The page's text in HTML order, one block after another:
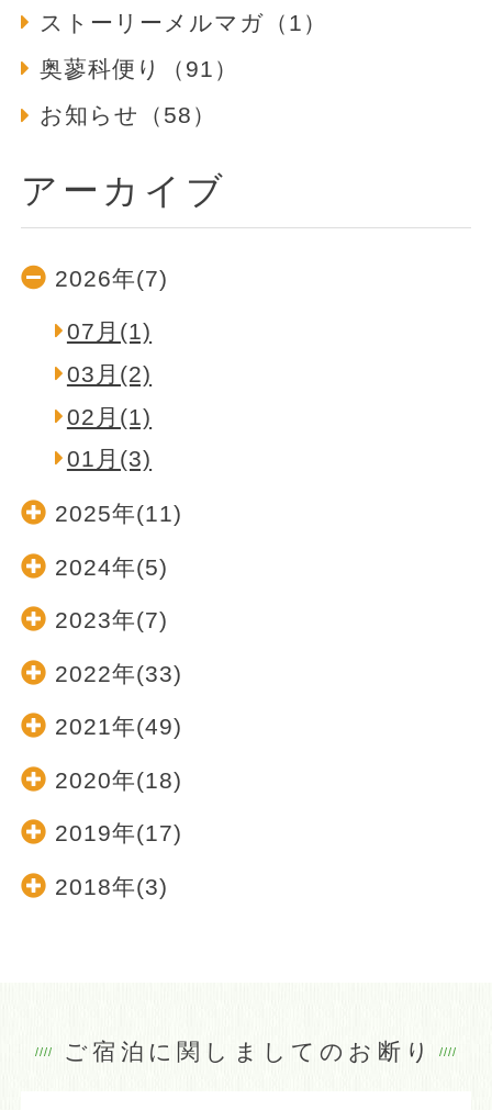
ストーリーメルマガ（1）
奥蓼科便り（91）
お知らせ（58）
アーカイブ
2026年(7)
07月(1)
03月(2)
02月(1)
01月(3)
2025年(11)
2024年(5)
2023年(7)
2022年(33)
2021年(49)
2020年(18)
2019年(17)
2018年(3)
ご宿泊に関しましてのお断り